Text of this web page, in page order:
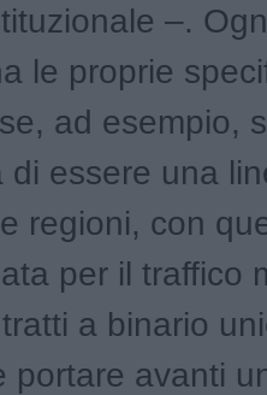
–.
le proprie
ad esempio,
di essere una
regioni, con
per il traffico
a binario
portare avanti